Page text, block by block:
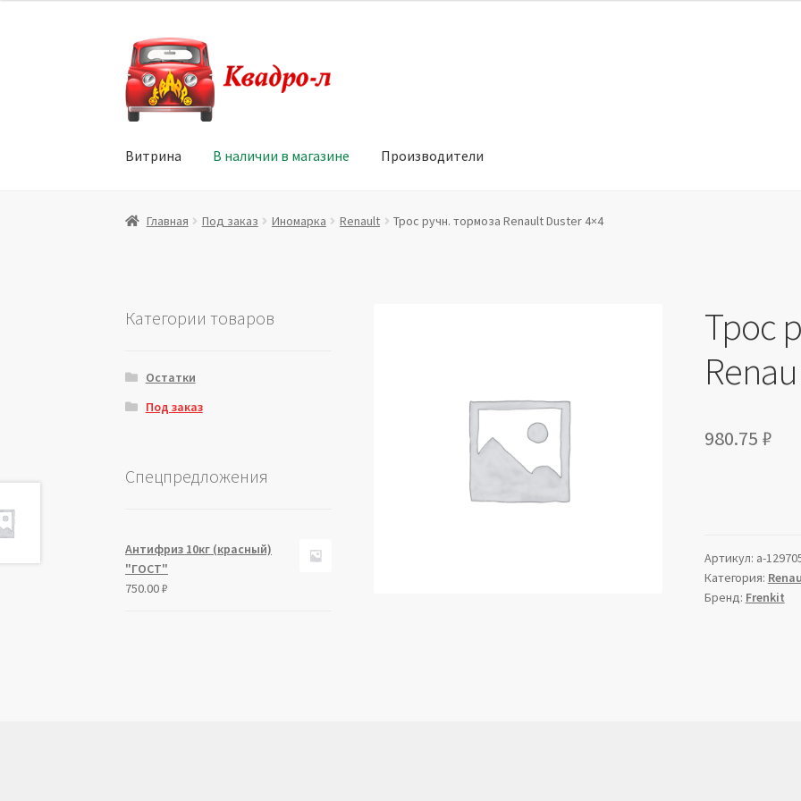
Перейти
к
навигации
Перейти
к
содержимому
Витрина В наличии в магазине Производители
Главная Витрина Мой аккаунт Политика в отношении обработки персональных данных
Главная Под заказ Иномарка Renault Трос ручн. тормоза Renault Duster 4×4
Трос
980.75 ₽
Артикул: a-
Категория:
Бренд: Frenkit
Категории товаров
Остатки
Под заказ
Спецпредложения
Антифриз 10кг (красный)
"ГОСТ"
750.00₽